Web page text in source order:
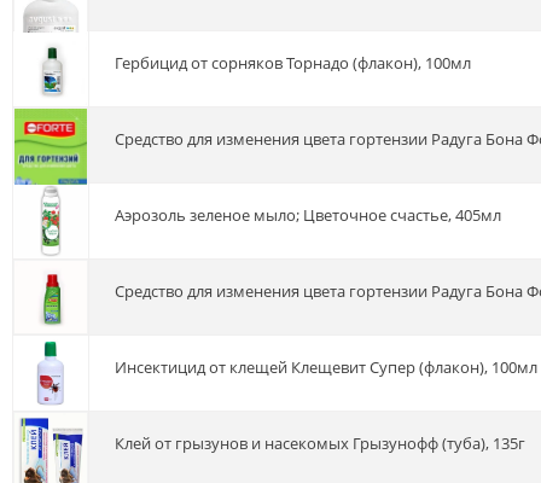
Гербицид от сорняков Торнадо (флакон), 100мл
Средство для изменения цвета гортензии Радуга Бона
Аэрозоль зеленое мыло; Цветочное счастье, 405мл
Средство для изменения цвета гортензии Радуга Бона
Инсектицид от клещей Клещевит Супер (флакон), 100мл
Клей от грызунов и насекомых Грызунофф (туба), 135г